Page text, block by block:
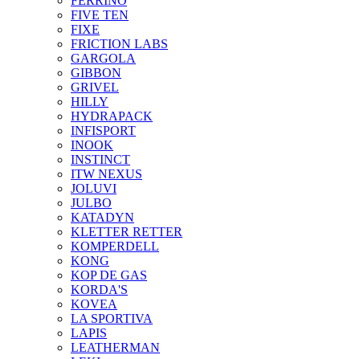
FIVE TEN
FIXE
FRICTION LABS
GARGOLA
GIBBON
GRIVEL
HILLY
HYDRAPACK
INFISPORT
INOOK
INSTINCT
ITW NEXUS
JOLUVI
JULBO
KATADYN
KLETTER RETTER
KOMPERDELL
KONG
KOP DE GAS
KORDA'S
KOVEA
LA SPORTIVA
LAPIS
LEATHERMAN